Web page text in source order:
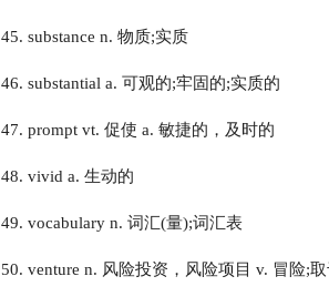
45. substance n. 物质;实质
46. substantial a. 可观的;牢固的;实质的
47. prompt vt. 促使 a. 敏捷的，及时的
48. vivid a. 生动的
49. vocabulary n. 词汇(量);词汇表
50. venture n. 风险投资，风险项目 v. 冒险;